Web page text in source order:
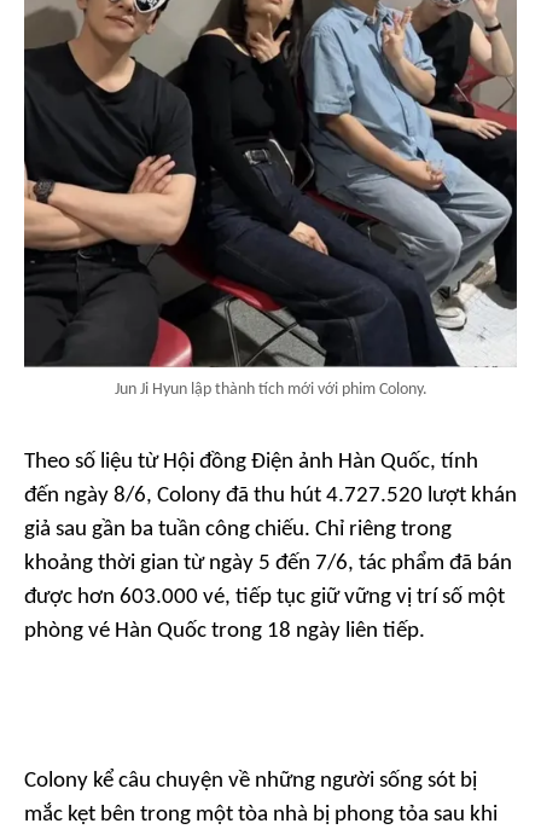
Jun Ji Hyun lập thành tích mới với phim Colony.
Theo số liệu từ Hội đồng Điện ảnh Hàn Quốc, tính
đến ngày 8/6, Colony đã thu hút 4.727.520 lượt khán
giả sau gần ba tuần công chiếu. Chỉ riêng trong
khoảng thời gian từ ngày 5 đến 7/6, tác phẩm đã bán
được hơn 603.000 vé, tiếp tục giữ vững vị trí số một
phòng vé Hàn Quốc trong 18 ngày liên tiếp.
Colony kể câu chuyện về những người sống sót bị
mắc kẹt bên trong một tòa nhà bị phong tỏa sau khi